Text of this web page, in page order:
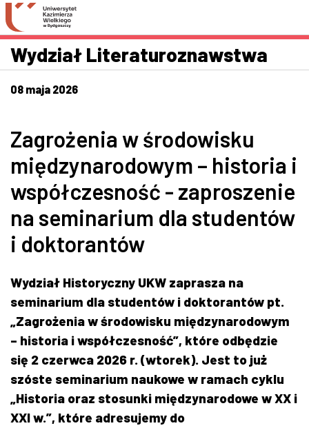
Przejdź do wyszukiwarki
Przejdź do treści
Przejdź do stopki - Kontakt
Wydział Literaturoznawstwa
08 maja 2026
Zagrożenia w środowisku
międzynarodowym – historia i
współczesność - zaproszenie
na seminarium dla studentów
i doktorantów
Wydział Historyczny UKW zaprasza na
seminarium dla studentów i doktorantów pt.
„Zagrożenia w środowisku międzynarodowym
– historia i współczesność”, które odbędzie
się 2 czerwca 2026 r. (wtorek). Jest to już
szóste seminarium naukowe w ramach cyklu
„Historia oraz stosunki międzynarodowe w XX i
XXI w.”, które adresujemy do